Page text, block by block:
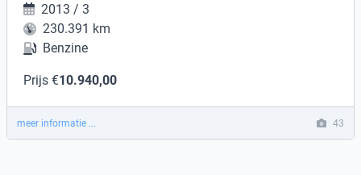
2013 / 3
230.391 km
Benzine
Prijs €10.940,00
meer informatie ... 43